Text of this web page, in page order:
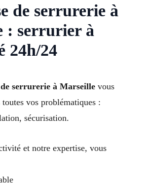
de serrurerie à
: serrurier à
24h/24
serrurerie à Marseille vous
toutes vos problématiques :
sécurisation.
et notre expertise, vous